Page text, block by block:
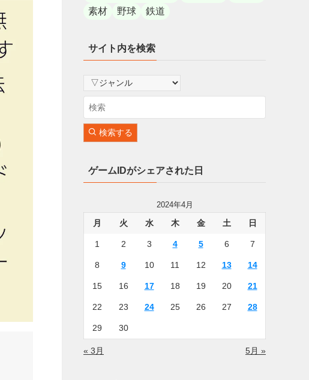
素材
野球 鉄道
サイト内を検索
検索する
ゲームIDがシェアされた日
2024年4月
月 火 水 木 金 土 日
1 2 3 4 5 6 7
8 9 10 11 12 13 14
15 16 17 18 19 20 21
22 23 24 25 26 27 28
29 30
« 3月 5月 »